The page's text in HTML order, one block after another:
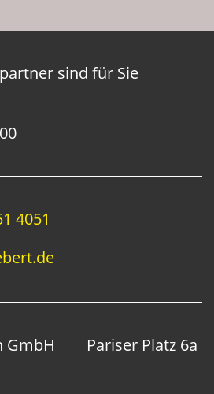
sind für Sie
4051
GmbH
Pariser Platz 6a